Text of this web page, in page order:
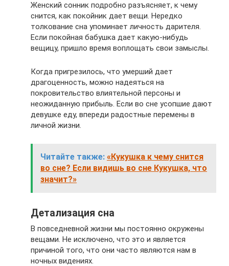
Женский сонник подробно разъясняет, к чему
снится, как покойник дает вещи. Нередко
толкование сна упоминает личность дарителя.
Если покойная бабушка дает какую-нибудь
вещицу, пришло время воплощать свои замыслы.
Когда пригрезилось, что умерший дает
драгоценность, можно надеяться на
покровительство влиятельной персоны и
неожиданную прибыль. Если во сне усопшие дают
девушке еду, впереди радостные перемены в
личной жизни.
Читайте также: «Кукушка к чему снится
во сне? Если видишь во сне Кукушка, что
значит?»
Детализация сна
В повседневной жизни мы постоянно окружены
вещами. Не исключено, что это и является
причиной того, что они часто являются нам в
ночных видениях.